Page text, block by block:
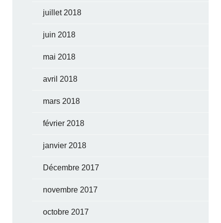
juillet 2018
juin 2018
mai 2018
avril 2018
mars 2018
février 2018
janvier 2018
Décembre 2017
novembre 2017
octobre 2017